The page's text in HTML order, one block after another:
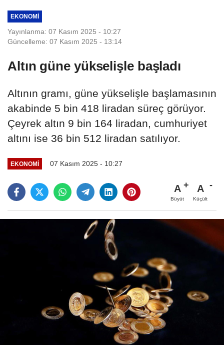
EKONOMI
Yayınlanma: 07 Kasım 2025 - 10:27
Güncelleme: 07 Kasım 2025 - 13:14
Altın güne yükselişle başladı
Altının gramı, güne yükselişle başlamasının
akabinde 5 bin 418 liradan süreç görüyor.
Çeyrek altın 9 bin 164 liradan, cumhuriyet
altını ise 36 bin 512 liradan satılıyor.
EKONOMI 07 Kasım 2025 - 10:27
A
Büyüt
A
Küçült